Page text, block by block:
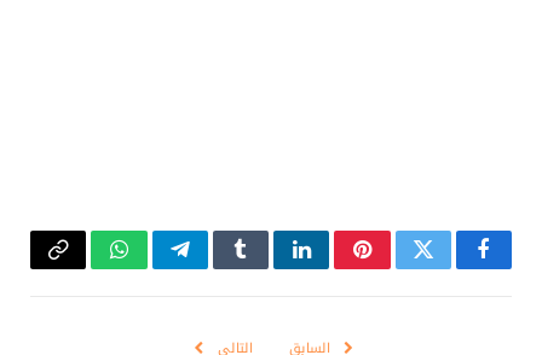
فيسبوكتويتر بينتيريستلينكدإنTumblrتيلقرامواتسابCopy
السابق التالي